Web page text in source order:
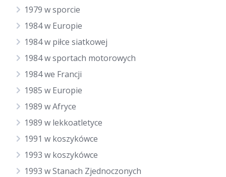
1979 w sporcie
1984 w Europie
1984 w piłce siatkowej
1984 w sportach motorowych
1984 we Francji
1985 w Europie
1989 w Afryce
1989 w lekkoatletyce
1991 w koszykówce
1993 w koszykówce
1993 w Stanach Zjednoczonych